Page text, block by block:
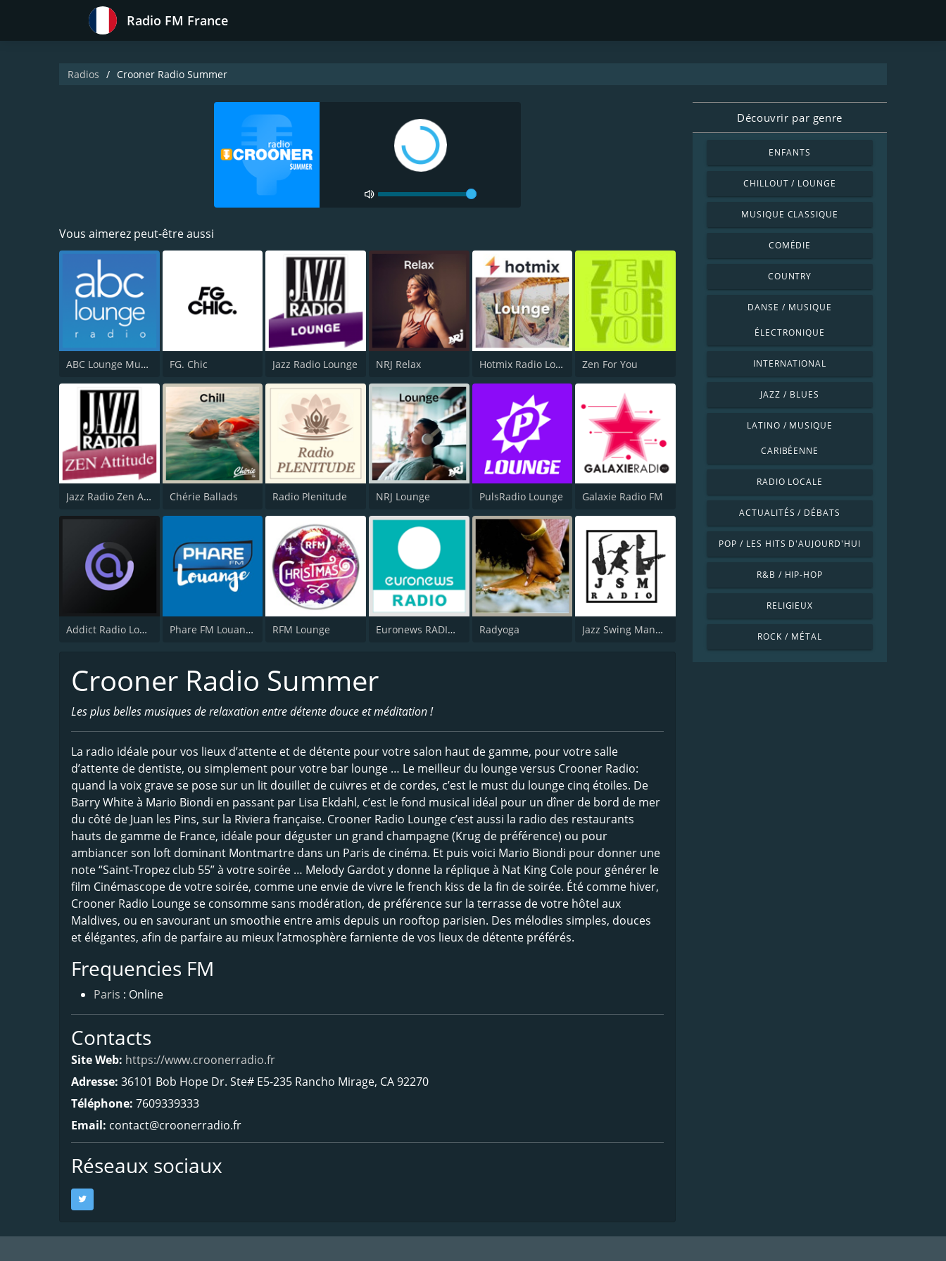
Radio FM France
Radios Crooner Radio Summer
Vous aimerez peut-être aussi
ABC Lounge Music FG. Chic Jazz Radio Lounge NRJ Relax Hotmix Radio Lounge Zen For You
Jazz Radio Zen Attitude Chérie Ballads Radio Plenitude NRJ Lounge PulsRadio Lounge Galaxie Radio FM
Addict Radio Lounge Phare FM Louange RFM Lounge Euronews RADIO - Français Radyoga Jazz Swing Manouche radio (JsmRadio)
Crooner Radio Summer
Les plus belles musiques de relaxation entre détente douce et méditation !
La radio idéale pour vos lieux d’attente et de détente pour votre salon haut de gamme, pour votre salle
d’attente de dentiste, ou simplement pour votre bar lounge … Le meilleur du lounge versus Crooner Radio:
quand la voix grave se pose sur un lit douillet de cuivres et de cordes, c’est le must du lounge cinq étoiles. De
Barry White à Mario Biondi en passant par Lisa Ekdahl, c’est le fond musical idéal pour un dîner de bord de mer
du côté de Juan les Pins, sur la Riviera française. Crooner Radio Lounge c’est aussi la radio des restaurants
hauts de gamme de France, idéale pour déguster un grand champagne (Krug de préférence) ou pour
ambiancer son loft dominant Montmartre dans un Paris de cinéma. Et puis voici Mario Biondi pour donner une
note “Saint-Tropez club 55” à votre soirée … Melody Gardot y donne la réplique à Nat King Cole pour générer le
film Cinémascope de votre soirée, comme une envie de vivre le french kiss de la fin de soirée. Été comme hiver,
Crooner Radio Lounge se consomme sans modération, de préférence sur la terrasse de votre hôtel aux
Maldives, ou en savourant un smoothie entre amis depuis un rooftop parisien. Des mélodies simples, douces
et élégantes, afin de parfaire au mieux l’atmosphère farniente de vos lieux de détente préférés.
Frequencies FM
Paris : Online
Contacts
Site Web: https://www.croonerradio.fr
Adresse: 36101 Bob Hope Dr. Ste# E5-235 Rancho Mirage, CA 92270
Téléphone: 7609339333
Email: contact@croonerradio.fr
Réseaux sociaux
Découvrir par genre
ENFANTS
CHILLOUT / LOUNGE
MUSIQUE CLASSIQUE
COMÉDIE
COUNTRY
DANSE / MUSIQUE
ÉLECTRONIQUE
INTERNATIONAL
JAZZ / BLUES
LATINO / MUSIQUE
CARIBÉENNE
RADIO LOCALE
ACTUALITÉS / DÉBATS
POP / LES HITS D'AUJOURD'HUI
R&B / HIP-HOP
RELIGIEUX
ROCK / MÉTAL